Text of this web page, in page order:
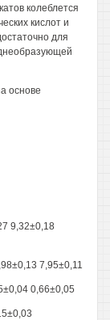
колеблется
кислот и
для
основе
9,32±0,18
7,95±0,11
0,66±0,05